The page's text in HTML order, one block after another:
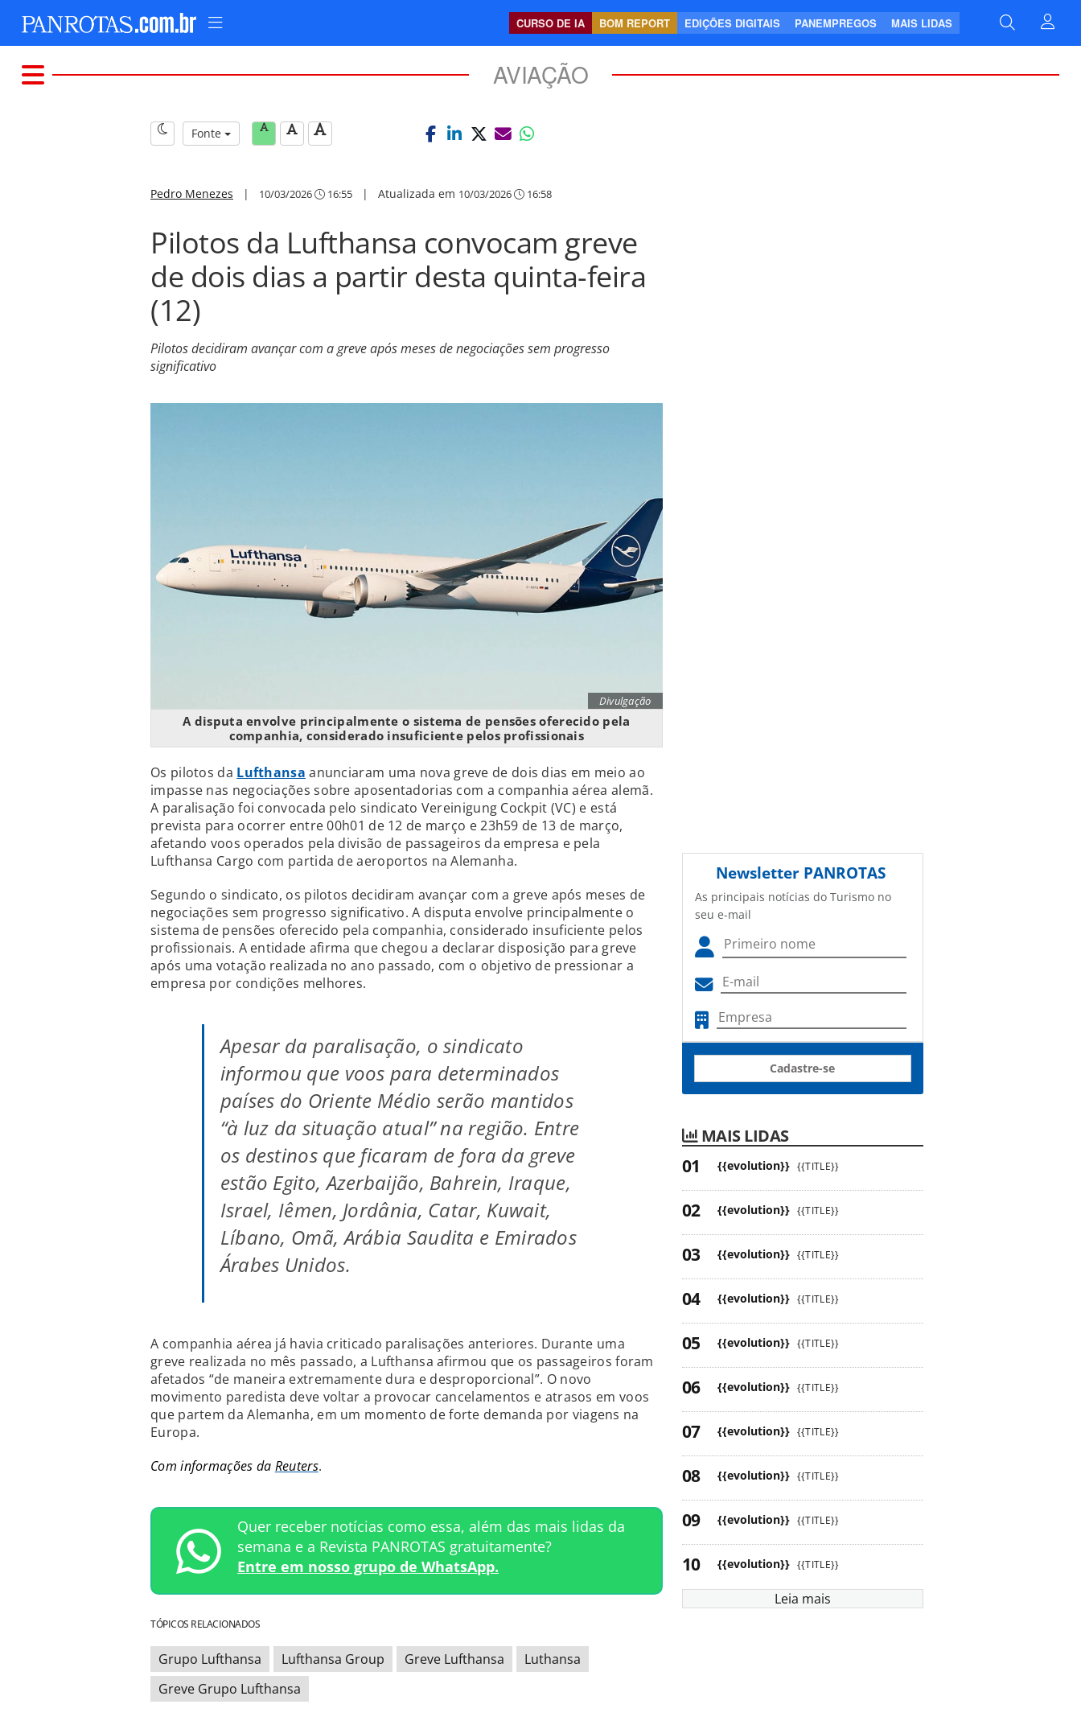
CURSO DE IA BOM REPORT EDIÇÕES DIGITAIS PANEMPREGOS MAIS LIDAS
AVIAÇÃO
Fonte
Pedro Menezes | 10/03/2026 16:55 | Atualizada em 10/03/2026 16:58
Pilotos da Lufthansa convocam greve
de dois dias a partir desta quinta-feira
(12)
Pilotos decidiram avançar com a greve após meses de negociações sem progresso
significativo
Divulgação
A disputa envolve principalmente o sistema de pensões oferecido pela
companhia, considerado insuficiente pelos profissionais
Os pilotos da Lufthansa anunciaram uma nova greve de dois dias em meio ao
impasse nas negociações sobre aposentadorias com a companhia aérea alemã.
A paralisação foi convocada pelo sindicato Vereinigung Cockpit (VC) e está
prevista para ocorrer entre 00h01 de 12 de março e 23h59 de 13 de março,
afetando voos operados pela divisão de passageiros da empresa e pela
Lufthansa Cargo com partida de aeroportos na Alemanha.
Segundo o sindicato, os pilotos decidiram avançar com a greve após meses de
negociações sem progresso significativo. A disputa envolve principalmente o
sistema de pensões oferecido pela companhia, considerado insuficiente pelos
profissionais. A entidade afirma que chegou a declarar disposição para greve
após uma votação realizada no ano passado, com o objetivo de pressionar a
empresa por condições melhores.
Apesar da paralisação, o sindicato
informou que voos para determinados
países do Oriente Médio serão mantidos
“à luz da situação atual” na região. Entre
os destinos que ficaram de fora da greve
estão Egito, Azerbaijão, Bahrein, Iraque,
Israel, Iêmen, Jordânia, Catar, Kuwait,
Líbano, Omã, Arábia Saudita e Emirados
Árabes Unidos.
A companhia aérea já havia criticado paralisações anteriores. Durante uma
greve realizada no mês passado, a Lufthansa afirmou que os passageiros foram
afetados “de maneira extremamente dura e desproporcional”. O novo
movimento paredista deve voltar a provocar cancelamentos e atrasos em voos
que partem da Alemanha, em um momento de forte demanda por viagens na
Europa.
Com informações da Reuters.
Quer receber notícias como essa, além das mais lidas da
semana e a Revista PANROTAS gratuitamente?
Entre em nosso grupo de WhatsApp.
TÓPICOS RELACIONADOS
Grupo Lufthansa Lufthansa Group Greve Lufthansa
Luthansa
Greve Grupo Lufthansa
Newsletter PANROTAS
As principais notícias do Turismo no
seu e-mail
Cadastre-se
MAIS LIDAS
{{evolution}} {{TITLE}}
{{evolution}} {{TITLE}}
{{evolution}} {{TITLE}}
{{evolution}} {{TITLE}}
{{evolution}} {{TITLE}}
{{evolution}} {{TITLE}}
{{evolution}} {{TITLE}}
{{evolution}} {{TITLE}}
{{evolution}} {{TITLE}}
{{evolution}} {{TITLE}}
Leia mais